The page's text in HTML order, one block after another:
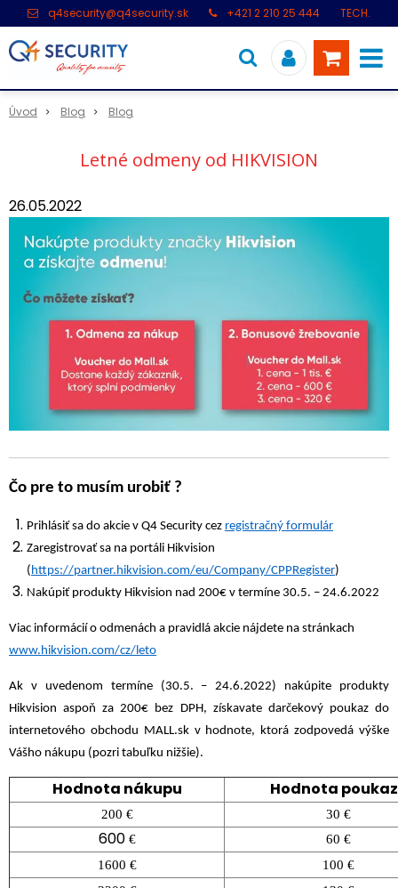
q4security@q4security.sk +421 2 210 25 444
TECH.
Úvod Blog Blog
Letné odmeny od HIKVISION
26.05.2022
Čo pre to musím urobiť ?
Prihlásiť sa do akcie v Q4 Security cez registračný formulár
Zaregistrovať sa na portáli Hikvision
(https://partner.hikvision.com/eu/Company/CPPRegister)
Nakúpiť produkty Hikvision nad 200€ v termíne 30.5. – 24.6.2022
Viac informácií o odmenách a pravidlá akcie nájdete na stránkach
www.hikvision.com/cz/leto
Ak v uvedenom termíne (30.5. – 24.6.2022) nakúpite produkty
Hikvision aspoň za 200€ bez DPH, získavate darčekový poukaz do
internetového obchodu MALL.sk v hodnote, ktorá zodpovedá výške
Vášho nákupu (pozri tabuľku nižšie).
Hodnota nákupu Hodnota
200 € 30 €
600€
60 €
1600 €
100 €